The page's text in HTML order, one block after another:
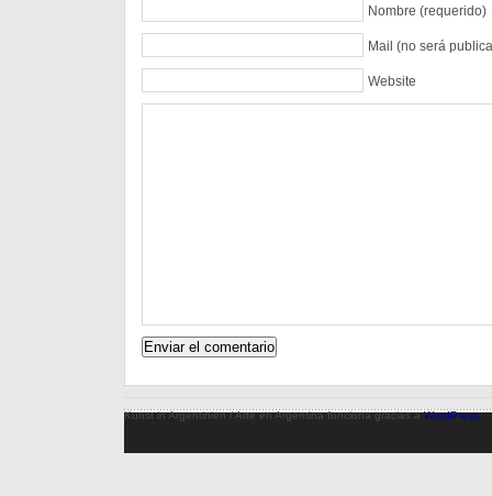
Nombre (requerido)
Mail (no será
Website
Kunst in Argentinien / Arte en Argentina funciona gracias aWordPress